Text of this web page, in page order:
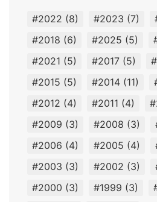
#2022 (8) #2023 (7)
#2018 (6) #2025 (5)
#2021 (5) #2017 (5)
#2015 (5) #2014 (11)
#2012 (4) #2011 (4)
#2009 (3) #2008 (3)
#2006 (4) #2005 (4)
#2003 (3) #2002 (3)
#2000 (3) #1999 (3)